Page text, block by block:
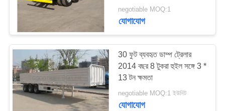
ট্রান্সপোর্টেশন
negotiable MOQ:1
যোগাযোগ
30 ফুট ব্যবহৃত ডাম্প ট্রেলার
2014 বছর 8 টুকরা হুইল সঙ্গে 3 *
13 টন ক্ষমতা
negotiable MOQ:1 ইউনিট
যোগাযোগ